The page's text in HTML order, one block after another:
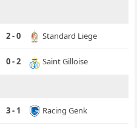
2 - 0 Standard Liege
0 - 2 Saint Gilloise
3 - 1 Racing Genk